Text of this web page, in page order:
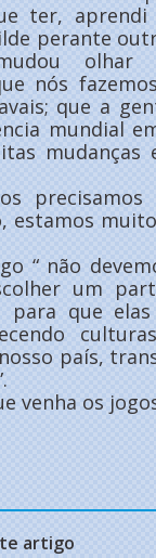
ter,
perante
olhar
nós
que a
mundial
precisamos
estamos
“ não
um
para que
país,
venha os
artigo